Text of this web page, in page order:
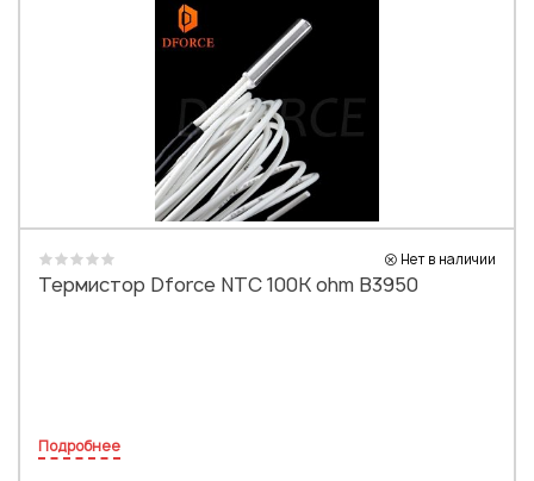
Нет в наличии
Термистор Dforce NTC 100K ohm B3950
Подробнее